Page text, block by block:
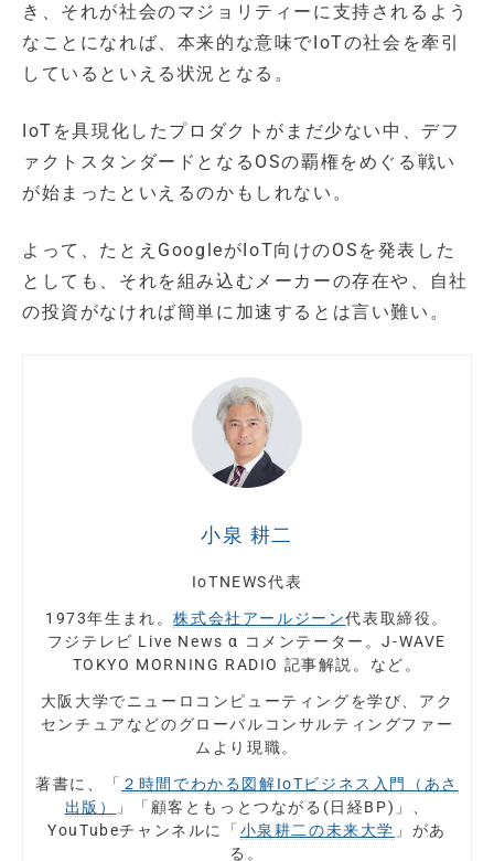
き、それが社会のマジョリティーに支持されるよう
なことになれば、本来的な意味でIoTの社会を牽引
しているといえる状況となる。
IoTを具現化したプロダクトがまだ少ない中、デフ
ァクトスタンダードとなるOSの覇権をめぐる戦い
が始まったといえるのかもしれない。
よって、たとえGoogleがIoT向けのOSを発表した
としても、それを組み込むメーカーの存在や、自社
の投資がなければ簡単に加速するとは言い難い。
小泉 耕二
IoTNEWS代表
1973年生まれ。株式会社アールジーン代表取締役。
フジテレビ Live News α コメンテーター。J-WAVE
TOKYO MORNING RADIO 記事解説。など。
大阪大学でニューロコンピューティングを学び、アク
センチュアなどのグローバルコンサルティングファー
ムより現職。
著書に、「 ２時間でわかる図解IoTビジネス入門（あさ
出版）
」「顧客ともっとつながる(日経BP)」、
YouTubeチャンネルに「 小泉耕二の未来大学 」があ
る。